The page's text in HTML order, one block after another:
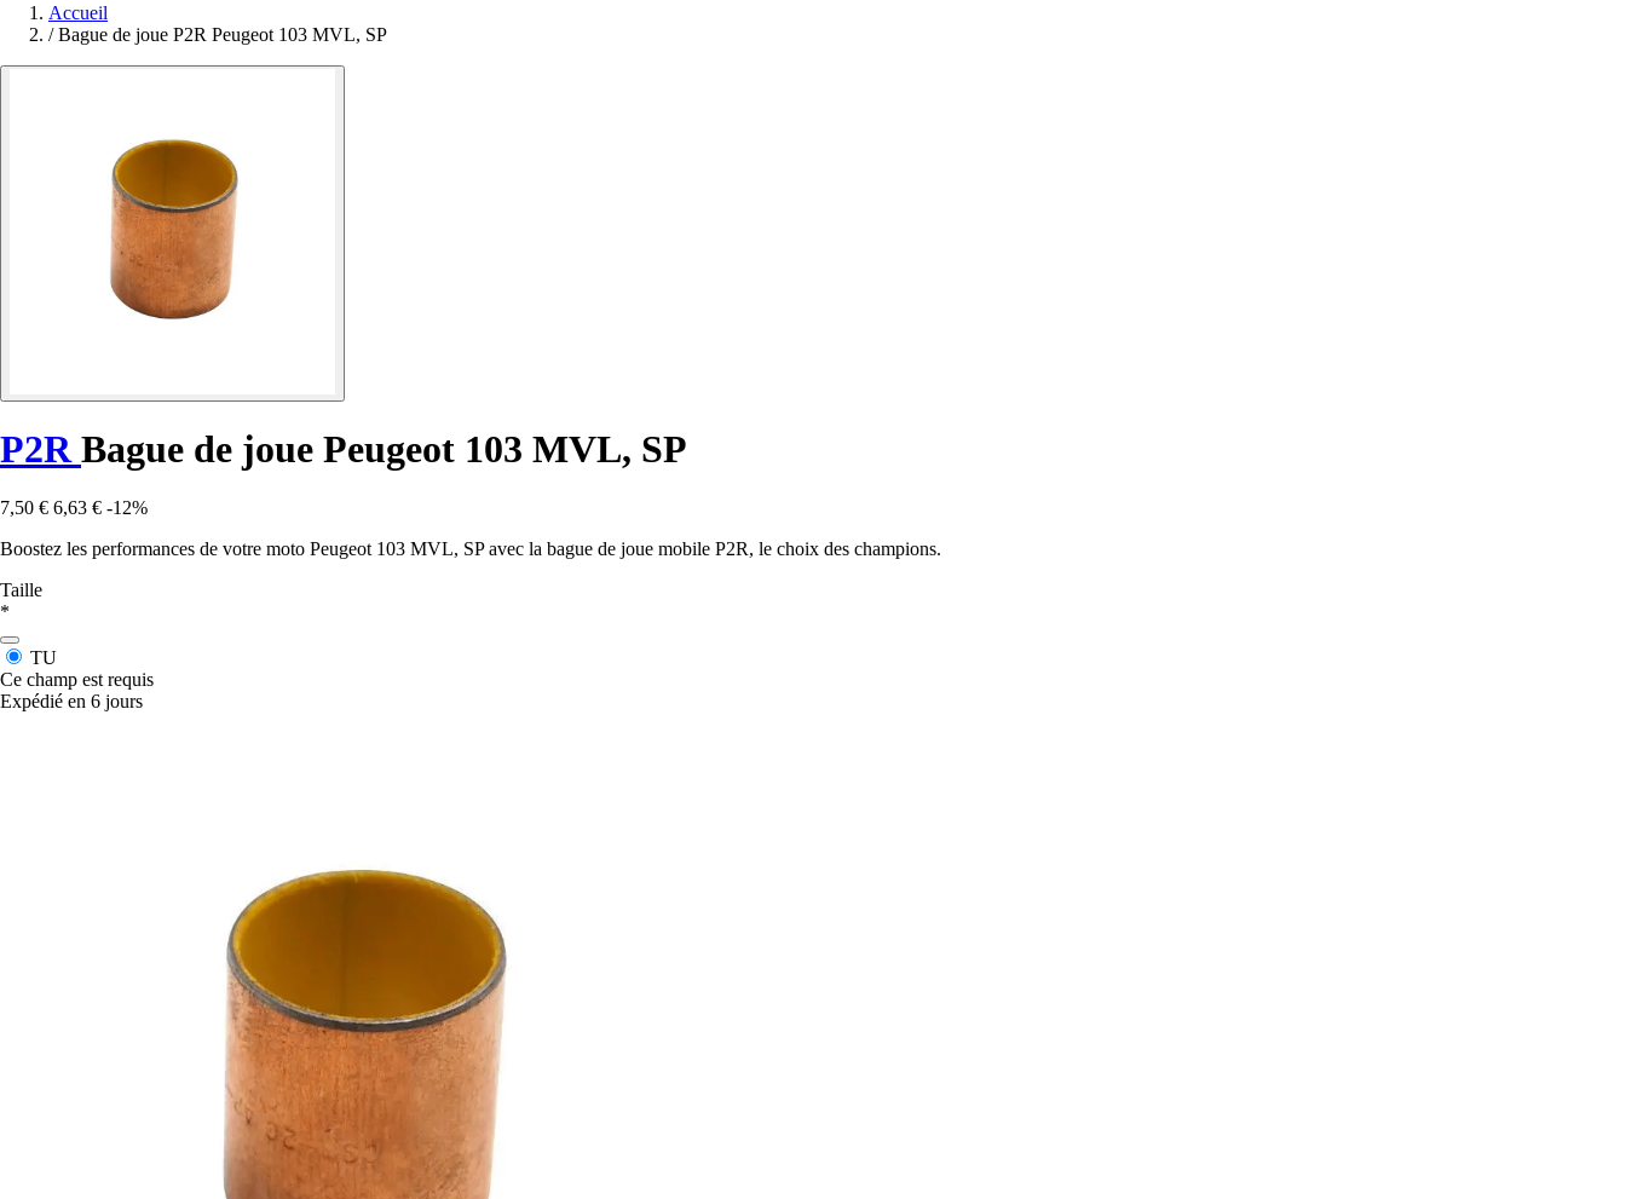
Accueil
/ Bague de joue P2R Peugeot 103 MVL, SP
P2R Bague de joue Peugeot 103 MVL, SP
7,50 € 6,63 € -12%
Boostez les performances de votre moto Peugeot 103 MVL, SP avec la bague de joue mobile P2R, le choix des champions.
Taille
*
TU
Ce champ est requis
Expédié en 6 jours